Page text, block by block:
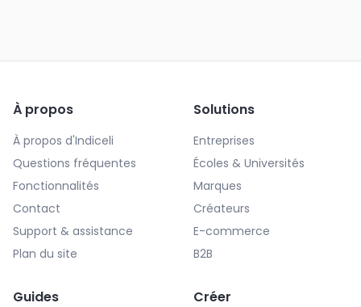
À propos
À propos d'Indiceli
Questions fréquentes
Fonctionnalités
Contact
Support & assistance
Plan du site
Solutions
Entreprises
Écoles & Universités
Marques
Créateurs
E-commerce
B2B
Guides Créer